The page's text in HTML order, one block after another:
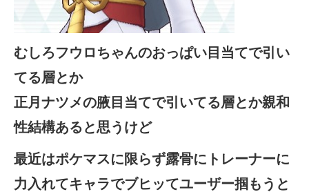
むしろフウロちゃんのおっぱい目当てで引い
てる層とか
正月ナツメの腋目当てで引いてる層とか親和
性結構あると思うけど
最近はポケマスに限らず露骨にトレーナーに
力入れてキャラでブヒッてユーザー掴もうと